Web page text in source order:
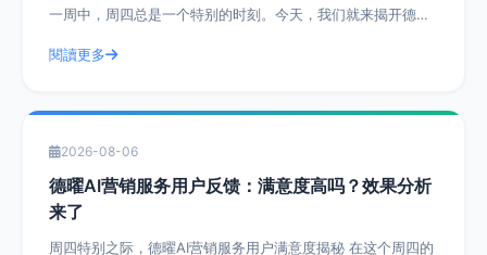
一周中，周四总是一个特别的时刻。今天，我们就来揭开德曜
閱讀更多
2026-08-06
德曜AI营销服务用户反馈：满意度高吗？效果分析
来了
周四特别之际，德曜AI营销服务用户满意度揭秘 在这个周四的